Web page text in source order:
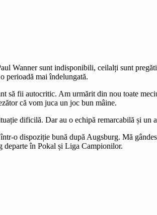
Wanner sunt indisponibili, ceilalți sunt
perioadă mai îndelungată.
să fii autocritic. Am urmărit din nou toate
că vom juca un joc bun mâine.
dificilă. Dar au o echipă remarcabilă și
o dispoziție bună după Augsburg. Mă
departe în Pokal și Liga Campionilor.